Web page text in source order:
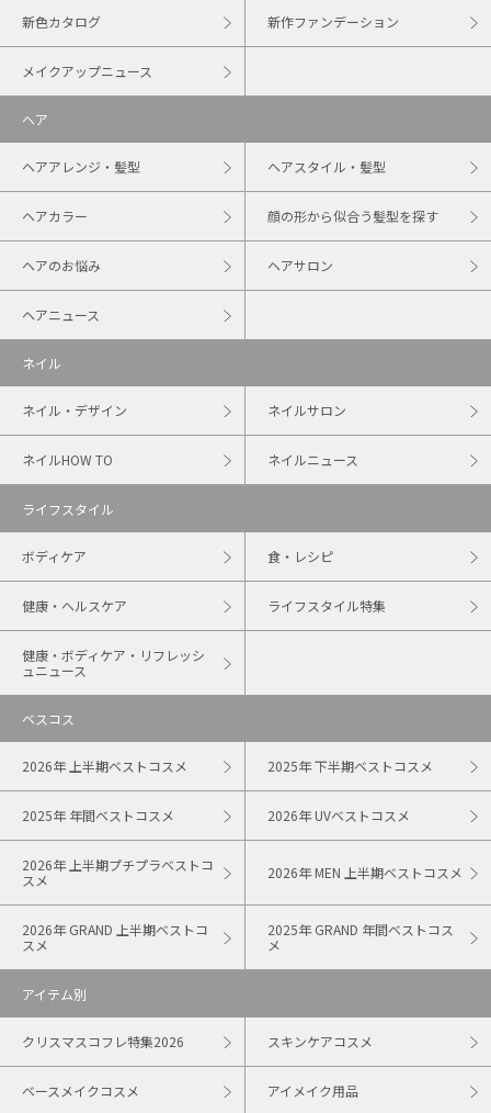
新色カタログ 新作ファンデーション
メイクアップニュース
ヘア
ヘアアレンジ・髪型 ヘアスタイル・髪型
ヘアカラー 顔の形から似合う髪型を探す
ヘアのお悩み ヘアサロン
ヘアニュース
ネイル
ネイル・デザイン ネイルサロン
ネイルHOW TO ネイルニュース
ライフスタイル
ボディケア 食・レシピ
健康・ヘルスケア ライフスタイル特集
健康・ボディケア・リフレッシ
ュニュース
ベスコス
2026年 上半期ベストコスメ 2025年 下半期ベストコスメ
2025年 年間ベストコスメ 2026年 UVベストコスメ
2026年 上半期プチプラベストコ
スメ
2026年 MEN 上半期ベストコスメ
2026年 GRAND 上半期ベストコ
スメ
2025年 GRAND 年間ベストコス
メ
アイテム別
クリスマスコフレ特集2026 スキンケアコスメ
ベースメイクコスメ アイメイク用品